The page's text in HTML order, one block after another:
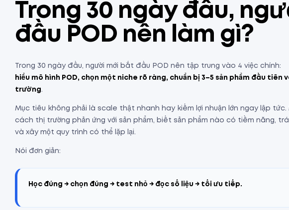
Trong 30 ngày đầu,
đầu POD nên làm gì?
Trong 30 ngày đầu, người mới bắt đầu POD nên tập trung vào 4 việc chính:
hiểu mô hình POD, chọn một niche rõ ràng, chuẩn bị 3–5 sản phẩm đầu tiên
trường .
Mục tiêu không phải là scale thật nhanh hay kiếm lợi nhuận lớn ngay lập tức.
cách thị trường phản ứng với sản phẩm, biết sản phẩm nào có tiềm năng,
và xây một quy trình có thể lặp lại.
Nói đơn giản:
Học đúng → chọn đúng → test nhỏ → đọc số liệu → tối ưu tiếp.